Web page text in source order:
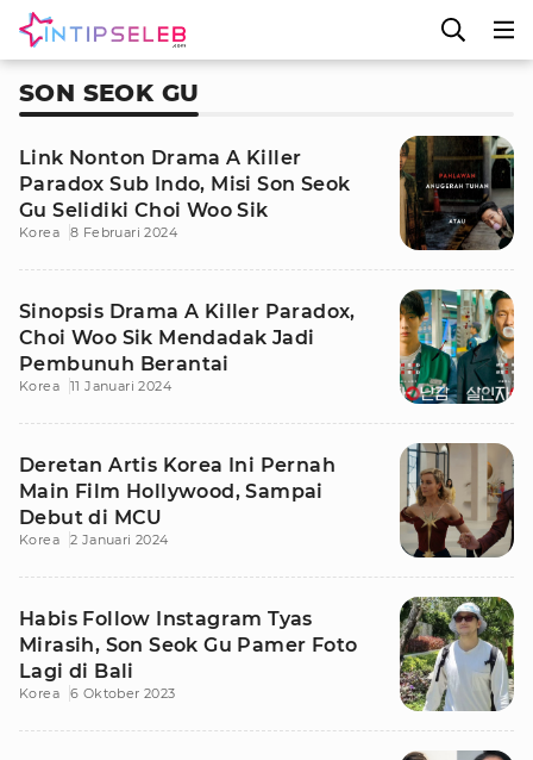
SON SEOK GU
Link Nonton Drama A Killer
Paradox Sub Indo, Misi Son Seok
Gu Selidiki Choi Woo Sik
Korea 8 Februari 2024
Sinopsis Drama A Killer Paradox,
Choi Woo Sik Mendadak Jadi
Pembunuh Berantai
Korea 11 Januari 2024
Deretan Artis Korea Ini Pernah
Main Film Hollywood, Sampai
Debut di MCU
Korea 2 Januari 2024
Habis Follow Instagram Tyas
Mirasih, Son Seok Gu Pamer Foto
Lagi di Bali
Korea 6 Oktober 2023